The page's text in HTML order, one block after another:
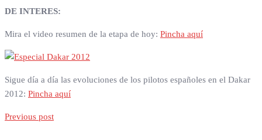
DE INTERES:
Mira el video resumen de la etapa de hoy: Pincha aquí
Sigue día a día las evoluciones de los pilotos españoles en el Dakar
2012: Pincha aquí
Previous post